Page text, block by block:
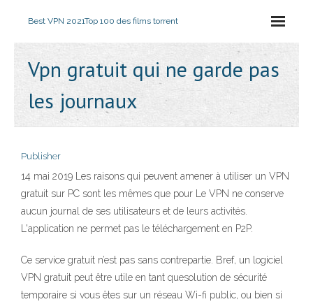
Best VPN 2021Top 100 des films torrent
Vpn gratuit qui ne garde pas
les journaux
Publisher
14 mai 2019 Les raisons qui peuvent amener à utiliser un VPN
gratuit sur PC sont les mêmes que pour Le VPN ne conserve
aucun journal de ses utilisateurs et de leurs activités.
L'application ne permet pas le téléchargement en P2P.
Ce service gratuit n’est pas sans contrepartie. Bref, un logiciel
VPN gratuit peut être utile en tant quesolution de sécurité
temporaire si vous êtes sur un réseau Wi-fi public, ou bien si